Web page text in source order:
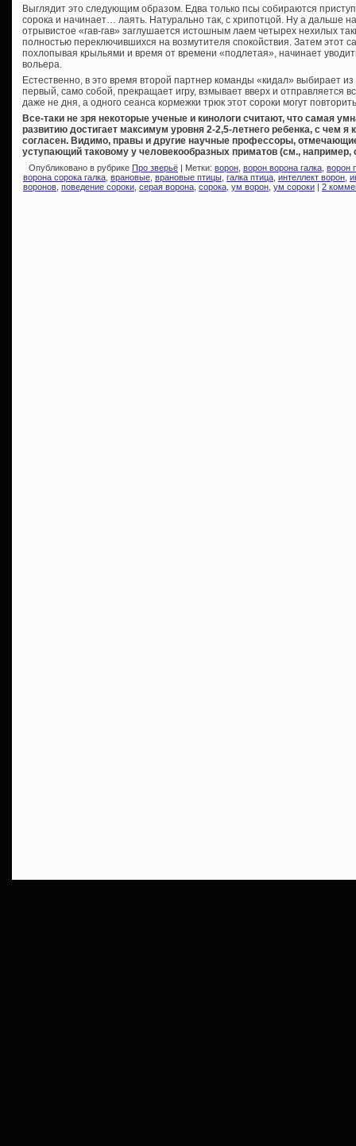
Выглядит это следующим образом. Едва только псы собираются
сорока и начинает… лаять. Натурально так, с хрипотцой. Ну а дальше
отрывистое «гав-гав» заглушается истошным лаем четырех нехилых
полностью переключившихся на возмутителя спокойствия. Затем этот
похлопывая крыльями и время от времени «подлетая», начинает
вольера.
Естественно, в это время второй партнер команды «кидал» выбирает из
первый, само собой, прекращает игру, взмывает вверх и отправляется
даже не дня, а одного сеанса кормежки трюк этот сороки могут
Все-таки не зря некоторые ученые и кинологи считают, что самая
развитию достигает максимум уровня 2-2,5-летнего ребенка, с чем
согласен. Видимо, правы и другие научные профессоры,
уступающий таковому у человекообразных приматов (см., например,
Опубликовано в рубрике Про зверьё | Метки: ворон ворон ворона галка ворон
ворона сорока галка врановые врановые птицы галка птица интеллект ворон
воронов поведение сороки серая ворона сорока ум ворон ум сороки 2